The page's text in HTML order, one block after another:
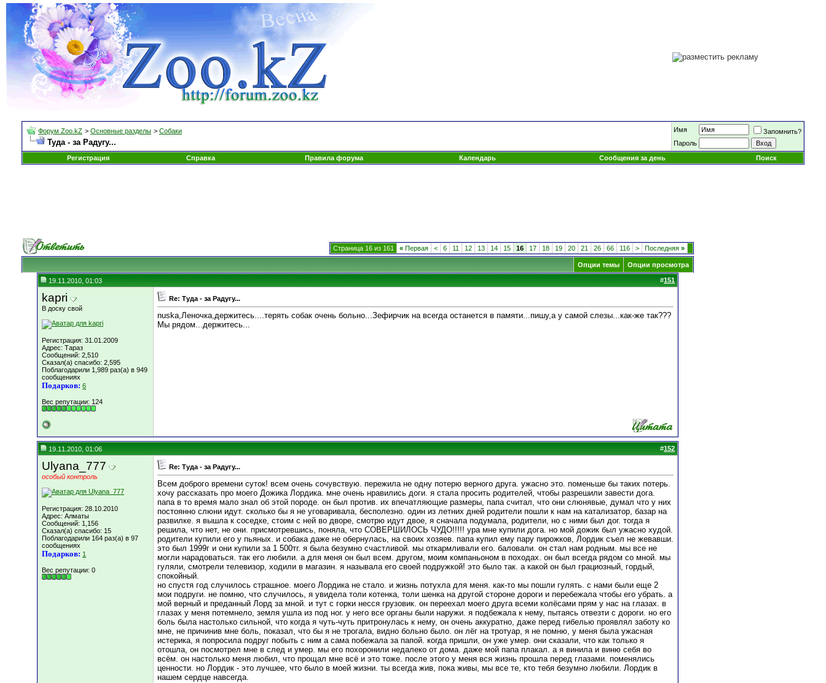
Форум Zoo.kZ > Основные разделы > Собаки
Туда - за Радугу...
Имя
Запомнить?
Пароль
Регистрация
Справка Правила форума Календарь Сообщения за день Поиск
Страница 16 из 161 « Первая < 6 11 12 13 14 15 16 17 18 19 20 21 26 66 116 > Последняя »
Опции темы Опции просмотра
19.11.2010, 01:03 #151
kapri
В доску свой
Регистрация: 31.01.2009
Адрес: Тараз
Сообщений: 2,510
Сказал(а) спасибо: 2,595
Поблагодарили 1,989 раз(а) в 949
сообщениях
Подарков: 6
Вес репутации: 124
Re: Туда - за Радугу...
nuska,Леночка,держитесь....терять собак очень больно...Зефирчик на всегда останется в памяти...пишу,а у самой слезы...как-же так???
Мы рядом...держитесь...
19.11.2010, 01:06 #152
Ulyana_777
особый контроль
Регистрация: 28.10.2010
Адрес: Алматы
Сообщений: 1,156
Сказал(а) спасибо: 15
Поблагодарили 164 раз(а) в 97
сообщениях
Подарков: 1
Вес репутации: 0
Re: Туда - за Радугу...
Всем доброго времени суток! всем очень сочувствую. пережила не одну потерю верного друга. ужасно это. поменьше бы таких потерь.
хочу рассказать про моего Дожика Лордика. мне очень нравились доги. я стала просить родителей, чтобы разрешили завести дога.
папа в то время мало знал об этой породе. он был против. их впечатляющие размеры, папа считал, что они слюнявые, думал что у них
постоянно слюни идут. сколько бы я не уговаривала, бесполезно. один из летних дней родители пошли к нам на катализатор, базар на
развилке. я вышла к соседке, стоим с ней во дворе, смотрю идут двое, я сначала подумала, родители, но с ними был дог. тогда я
решила, что нет, не они. присмотревшись, поняла, что СОВЕРШИЛОСЬ ЧУДО!!!!! ура мне купили дога. но мой дожик был ужасно худой.
родители купили его у пьяных. и собака даже не обернулась, на своих хозяев. папа купил ему пару пирожков, Лордик съел не жевавши.
это был 1999г и они купили за 1 500тг. я была безумно счастливой. мы откармливали его. баловали. он стал нам родным. мы все не
могли нарадоваться. так его любили. а для меня он был всем. другом, моим компаньоном в походах. он был всегда рядом со мной. мы
гуляли, смотрели телевизор, ходили в магазин. я называла его своей подружкой! это было так. а какой он был грациозный, гордый,
спокойный.
но спустя год случилось страшное. моего Лордика не стало. и жизнь потухла для меня. как-то мы пошли гулять. с нами были еще 2
мои подруги. не помню, что случилось, я увидела толи котенка, толи шенка на другой стороне дороги и перебежала чтобы его убрать. а
мой верный и преданный Лорд за мной. и тут с горки несся грузовик. он переехал моего друга всеми колёсами прям у нас на глазах. в
глазах у меня потемнело, земля ушла из под ног. у него все органы были наружи. я подбежала к нему, пытаясь отвезти с дороги. но его
боль была настолько сильной, что когда я чуть-чуть притронулась к нему, он очень аккуратно, даже перед гибелью проявлял заботу ко
мне, не причинив мне боль, показал, что бы я не трогала, видно больно было. он лёг на тротуар, я не помню, у меня была ужасная
истерика, я попросила подруг побыть с ним а сама побежала за папой. когда пришли, он уже умер. они сказали, что как только я
отошла, он посмотрел мне в след и умер. мы его похоронили недалеко от дома. даже мой папа плакал. а я винила и виню себя во
всём. он настолько меня любил, что прощал мне всё и это тоже. после этого у меня вся жизнь прошла перед глазами. поменялись
ценности. но Лордик - это лучшее, что было в моей жизни. ты всегда жив, пока живы, мы все те, кто тебя безумно любили. Лордик в
нашем сердце навсегда.